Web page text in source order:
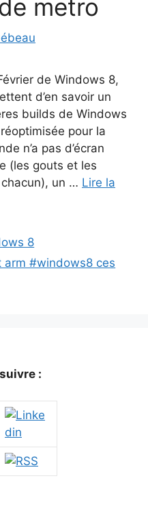
metro
de Windows 8,
d’en savoir un
builds de Windows
pour la
n’a pas d’écran
(les gouts et les
chacun), un … Lire la
8
#windows8 ces
: